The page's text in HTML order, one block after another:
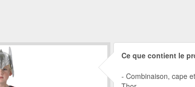
Ce que contient le
Combinaison, cape